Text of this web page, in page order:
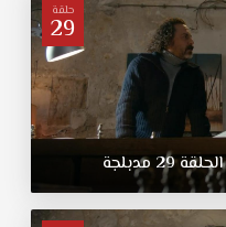
حلقة
29
الحلقة29 مدبلجة